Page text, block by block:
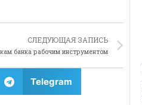
СЛЕДУЮЩАЯ ЗАПИСЬ
банка рабочим инструментом
Telegram